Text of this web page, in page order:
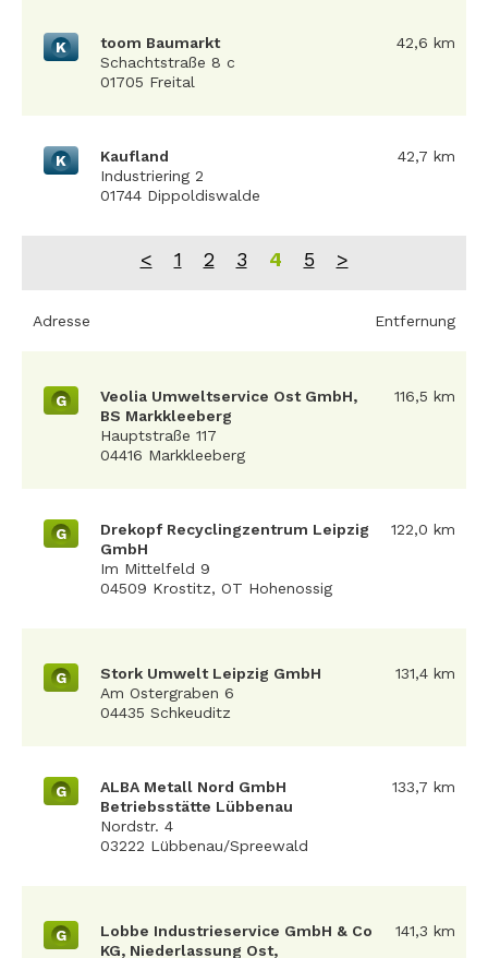
K
toom Baumarkt
Schachtstraße 8 c
01705 Freital
42,6 km
K
Kaufland
Industriering 2
01744 Dippoldiswalde
42,7 km
< 1 2 3 4 5 >
Adresse Entfernung
G
Veolia Umweltservice Ost GmbH,
BS Markkleeberg
Hauptstraße 117
04416 Markkleeberg
116,5 km
G
Drekopf Recyclingzentrum Leipzig
GmbH
Im Mittelfeld 9
04509 Krostitz, OT Hohenossig
122,0 km
G
Stork Umwelt Leipzig GmbH
Am Ostergraben 6
04435 Schkeuditz
131,4 km
G
ALBA Metall Nord GmbH
Betriebsstätte Lübbenau
Nordstr. 4
03222 Lübbenau/Spreewald
133,7 km
G
Lobbe Industrieservice GmbH & Co
KG, Niederlassung Ost,
141,3 km